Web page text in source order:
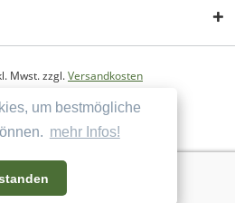
um bestmögliche
mehr Infos!
Mwst. zzgl.Versandkosten
Datenschutzerklärung
Muster-Widerrufsformular